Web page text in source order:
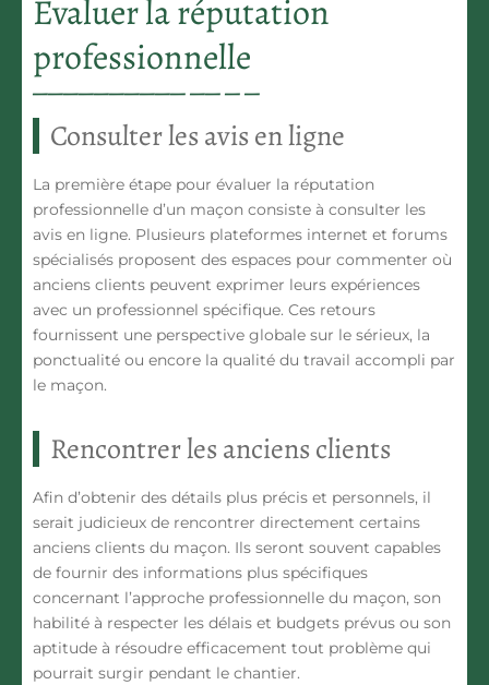
Evaluer la réputation
professionnelle
Consulter les avis en ligne
La première étape pour évaluer la réputation
professionnelle d’un maçon consiste à consulter les
avis en ligne. Plusieurs plateformes internet et forums
spécialisés proposent des espaces pour commenter où
anciens clients peuvent exprimer leurs expériences
avec un professionnel spécifique. Ces retours
fournissent une perspective globale sur le sérieux, la
ponctualité ou encore la qualité du travail accompli par
le maçon.
Rencontrer les anciens clients
Afin d’obtenir des détails plus précis et personnels, il
serait judicieux de rencontrer directement certains
anciens clients du maçon. Ils seront souvent capables
de fournir des informations plus spécifiques
concernant l’approche professionnelle du maçon, son
habilité à respecter les délais et budgets prévus ou son
aptitude à résoudre efficacement tout problème qui
pourrait surgir pendant le chantier.